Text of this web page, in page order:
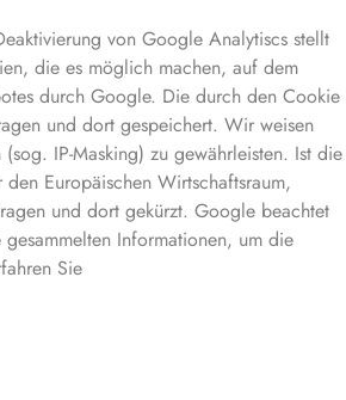
von Google Analytiscs stellt
die es möglich machen, auf dem
durch Google. Die durch den Cookie
und dort gespeichert. Wir weisen
IP-Masking) zu gewährleisten. Ist die
Europäischen Wirtschaftsraum,
und dort gekürzt. Google beachtet
Informationen, um die
Sie